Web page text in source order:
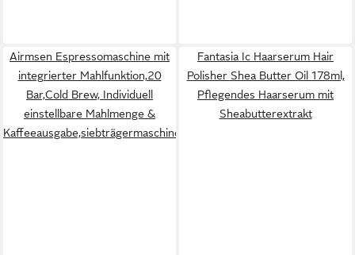
Airmsen Espressomaschine mit
integrierter Mahlfunktion,20
Bar,Cold Brew, Individuell
einstellbare Mahlmenge &
Kaffeeausgabe,siebträgermaschine
Fantasia Ic Haarserum Hair
Polisher Shea Butter Oil 178ml,
Pflegendes Haarserum mit
Sheabutterextrakt